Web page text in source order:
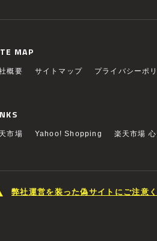
MAP
概要 サイトマップ プライバシーポ
市場 Yahoo! Shopping 楽天市場
弊社運営を装った偽サイトにご注意く